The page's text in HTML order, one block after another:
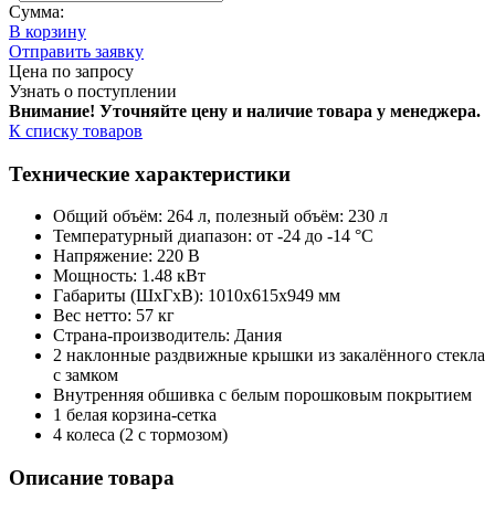
Сумма:
В корзину
Отправить заявку
Цена по запросу
Узнать о поступлении
Внимание! Уточняйте цену и наличие товара у менеджера.
К списку товаров
Технические характеристики
Общий объём: 264 л, полезный объём: 230 л
Температурный диапазон: от -24 до -14 °C
Напряжение: 220 В
Мощность: 1.48 кВт
Габариты (ШxГxВ): 1010x615x949 мм
Вес нетто: 57 кг
Страна-производитель: Дания
2 наклонные раздвижные крышки из закалённого стекла
с замком
Внутренняя обшивка с белым порошковым покрытием
1 белая корзина-сетка
4 колеса (2 с тормозом)
Описание товара